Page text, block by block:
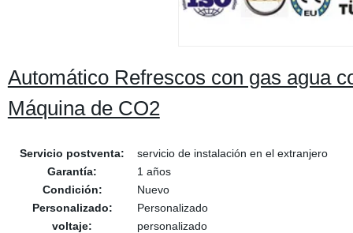
Automático Refrescos con gas agua
Máquina de CO2
Servicio postventa:
servicio de instalación en el extranjero
Garantía:
1 años
Condición:
Nuevo
Personalizado:
Personalizado
voltaje:
personalizado